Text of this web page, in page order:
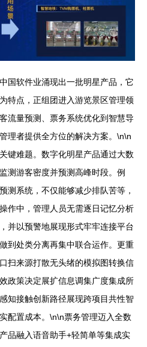
国软件业涌现出一批明星产品，它
特点，正组团进入游览景区管理领
流量预测、票务系统优化到智慧导
理者提供全方位的解决方案。\n\n
键难题。数字化明星产品通过大数
测游客密度并预测高峰时段。例
测系统，不仅能够减少排队苦等，
作中，管理人员无需逐日记忆分析
并以预警地展现形式牢牢连接平台
到处类分离再集中联合运作。更重
扫来源打散无头绪的模拟图转换信
政策决定展扩信息调集广度集成所
知接触创新路径展现跨项目共性智
配置成本。\n\n票务管理迈入全数
品融入语音助手+轻简单等集成实